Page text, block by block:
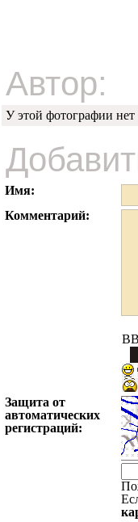
Автор:
У этой фотографии
Имя:
Комментарий:
Защита от
автоматических
регистраций: